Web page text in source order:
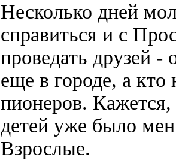
Несколько дней
справиться и с
проведать друзей -
еще в городе, а
пионеров. Кажется,
детей уже было
Взрослые.